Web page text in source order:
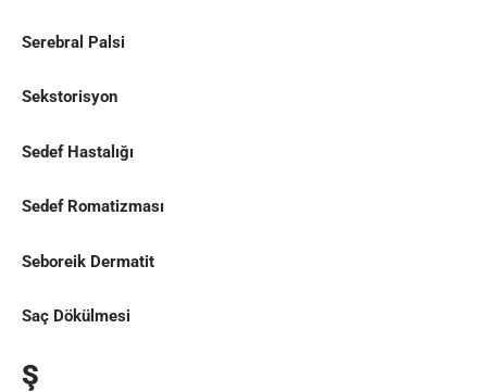
Serebral Palsi
Sekstorisyon
Sedef Hastalığı
Sedef Romatizması
Seboreik Dermatit
Saç Dökülmesi
Ş